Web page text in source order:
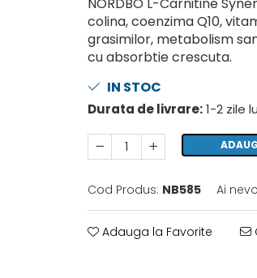
colina, coenzima Q10,
grasimilor, metabolism
cu absorbtie crescuta.
IN STOC
Durata de livrare:1-2 zile
Cod Produs: NB585 Ai
Adauga la Favorite